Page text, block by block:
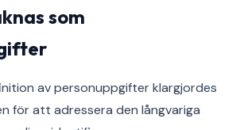
som
av personuppgifter klargjordes
för att adressera den långvariga